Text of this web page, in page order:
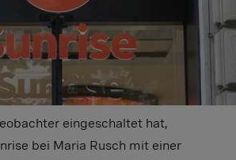
eingeschaltet hat,
bei Maria Rusch mit einer